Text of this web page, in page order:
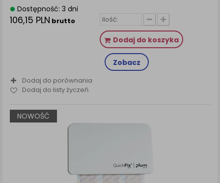
Dostępność: 3 dni
106,15 PLN brutto
Dodaj do koszyka
Zobacz
Dodaj do porównania
Dodaj do listy życzeń
NOWOŚĆ